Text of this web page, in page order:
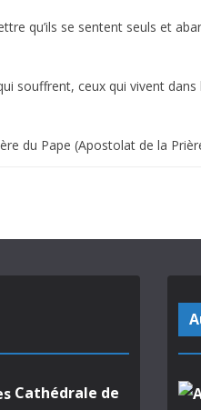
qu’ils se sentent seuls et
souffrent, ceux qui vivent
du Pape (Apostolat de la
Cathédrale de